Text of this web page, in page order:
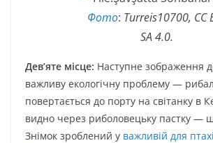
Фото: Turreis10700, CC
SA 4.0.
Дев’яте місце: Наступне зображення
важливу екологічну проблему —
повертається до порту на світанку в
видно через риболовецьку пастку —
Знімок зроблений у важливій для